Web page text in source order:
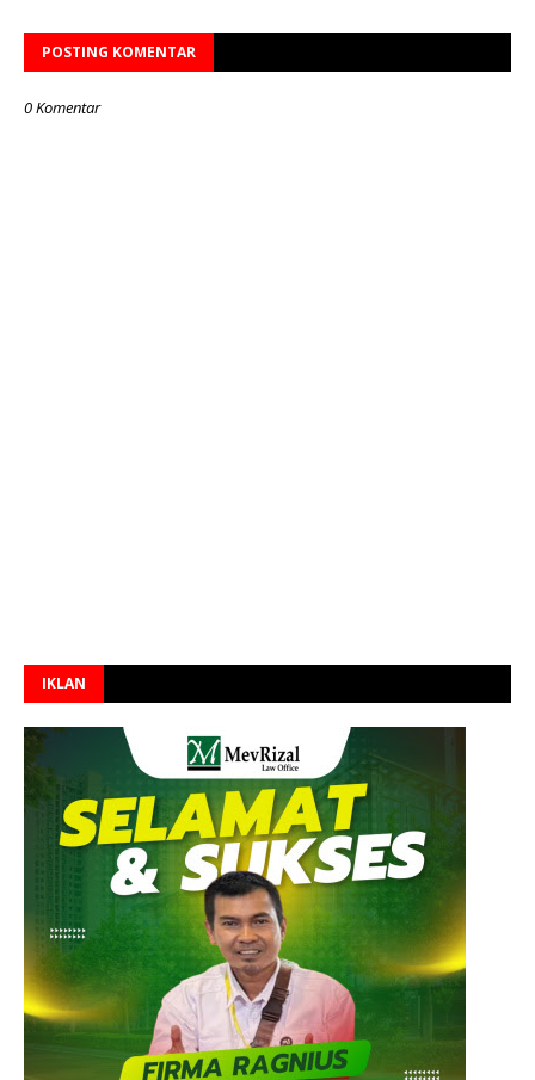
POSTING KOMENTAR
0 Komentar
IKLAN